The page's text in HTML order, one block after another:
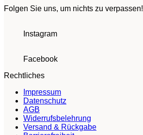
Folgen Sie uns, um nichts zu verpassen!
Instagram
Facebook
Rechtliches
Impressum
Datenschutz
AGB
Widerrufsbelehrung
Versand & Rückgabe